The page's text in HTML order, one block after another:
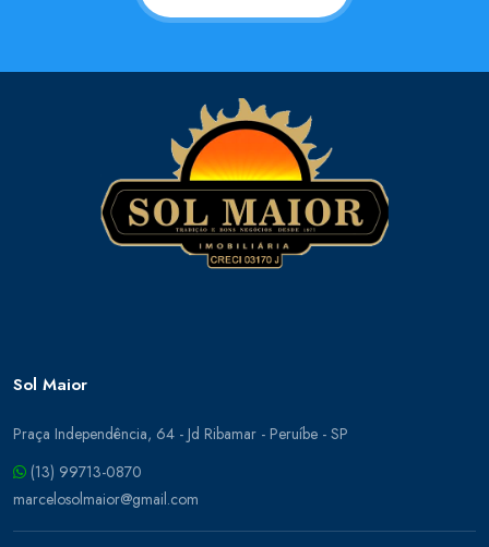
Sol Maior
Praça Independência, 64 - Jd Ribamar - Peruíbe - SP
(13) 99713-0870
marcelosolmaior@gmail.com